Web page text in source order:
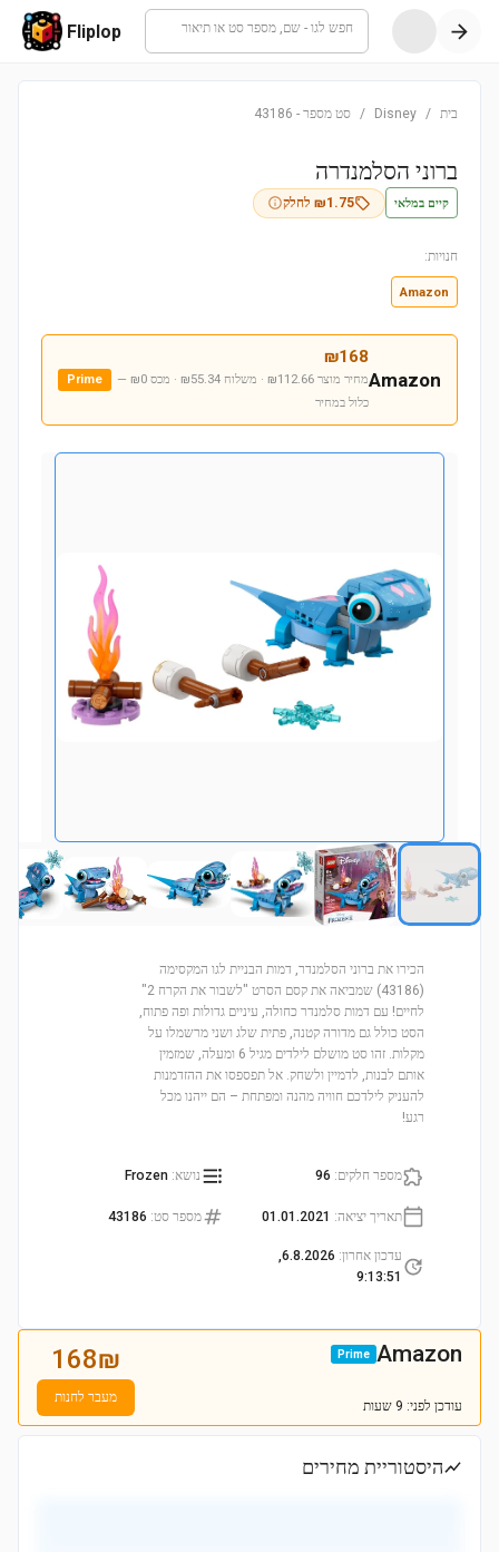
חפש לגו - שם, מספר סט או תיאור Fliplop
בית /
Disney
/ סט מספר -
43186
ברוני הסלמנדרה
קיים במלאי ₪1.75 לחלק
חנויות:
Amazon
Amazon
₪168
מחיר מוצר ₪112.66 · משלוח ₪55.34 · מכס ₪0
—
כלול במחיר
Prime
הכירו את ברוני הסלמנדר, דמות הבניית לגו המקסימה
(43186) שמביאה את קסם הסרט "לשבור את הקרח 2"
לחיים! עם דמות סלמנדר כחולה, עיניים גדולות ופה פתוח,
הסט כולל גם מדורה קטנה, פתית שלג ושני מרשמלו על
מקלות. זהו סט מושלם לילדים מגיל 6 ומעלה, שמזמין
אותם לבנות, לדמיין ולשחק. אל תפספסו את ההזדמנות
להעניק לילדכם חוויה מהנה ומפתחת – הם ייהנו מכל
רגע!
מספר חלקים:
96 נושא:
Frozen
תאריך יציאה:
01.01.2021 מספר סט:
43186
עדכון אחרון:
6.8.2026,
9:13:51
Amazon
Prime
עודכן לפני: 9 שעות
168₪
מעבר לחנות
היסטוריית מחירים